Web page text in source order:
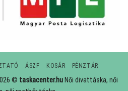
ÁSZF KOSÁR PÉNZTÁR
© taskacenter.hu Női divattáska, női